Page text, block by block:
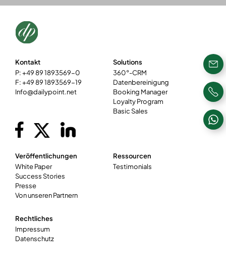
Kontakt
P: +49 89 1893569-0
F: +49 89 1893569-19
Info@dailypoint.net
Solutions
360°-CRM
Datenbereinigung
Booking Manager
Loyalty Program
Basic Sales
Veröffentlichungen
White Paper
Success Stories
Presse
Von unseren Partnern
Ressourcen
Testimonials
Rechtliches
Impressum
Datenschutz